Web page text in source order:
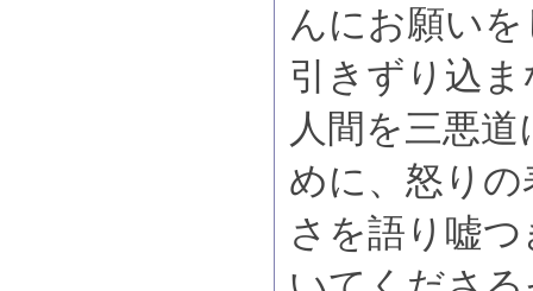
んにお願い
引きずり込
人間を三悪
めに、怒り
さを語り嘘